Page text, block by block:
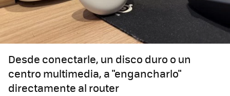
Desde conectarle, un disco duro o un
centro multimedia, a "engancharlo"
directamente al router